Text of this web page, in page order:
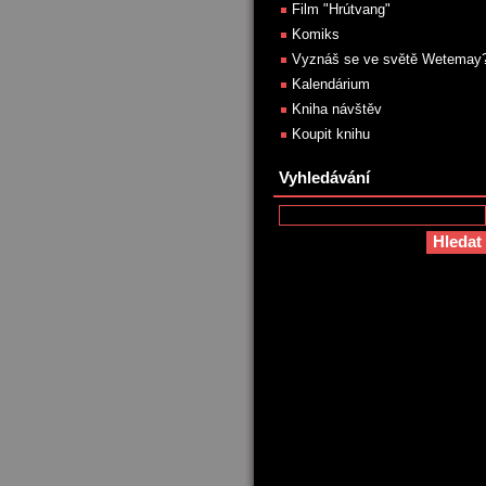
Film "Hrútvang"
Komiks
Vyznáš se ve světě
Kalendárium
Kniha návštěv
Koupit knihu
Vyhledávání